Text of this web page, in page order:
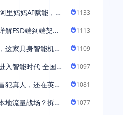
里妈妈AI赋能，助
1133
解FSD端到端架
1113
这家具身智能机器
1109
入智能时代 全国首
1097
犯真人，还在英国
1081
地流量战场？拆
1077